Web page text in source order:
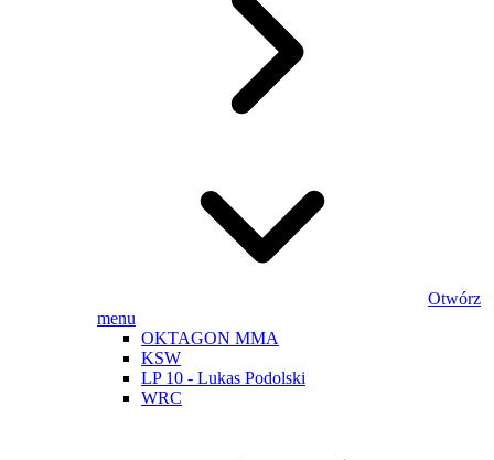
Otwórz
menu
OKTAGON MMA
KSW
LP 10 - Lukas Podolski
WRC